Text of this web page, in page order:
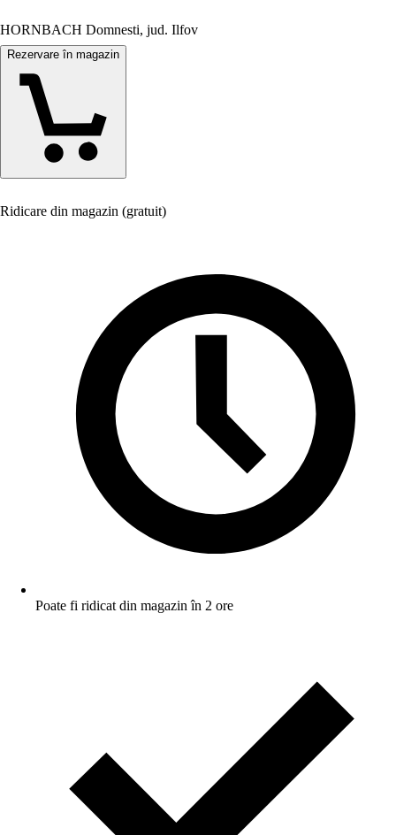
HORNBACH Domnesti, jud. Ilfov
Rezervare în magazin
Ridicare din magazin (gratuit)
Poate fi ridicat din magazin în 2 ore